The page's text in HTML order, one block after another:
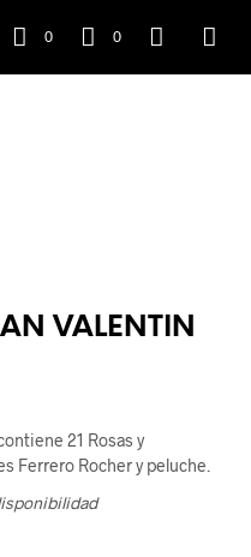
0 0
VALENTIN
21 Rosas y
Ferrero Rocher y peluche.